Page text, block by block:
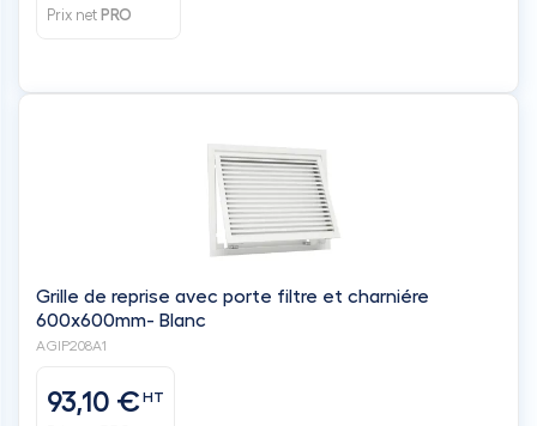
Prix net PRO
Grille de reprise avec porte filtre et charniére
600x600mm- Blanc
AGIP208A1
93,10 €HT